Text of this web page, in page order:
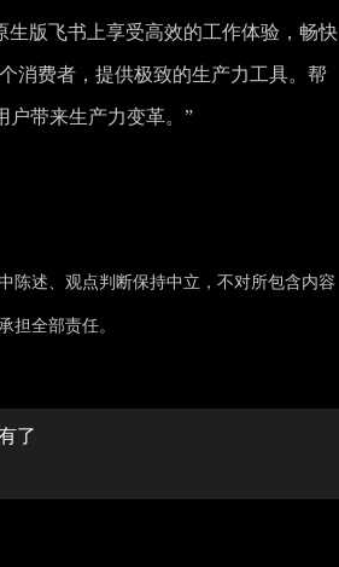
版飞书上享受高效的工作体验，畅快
消费者，提供极致的生产力工具。帮
户带来生产力变革。”
陈述、观点判断保持中立，不对所包含内容
全部责任。
了